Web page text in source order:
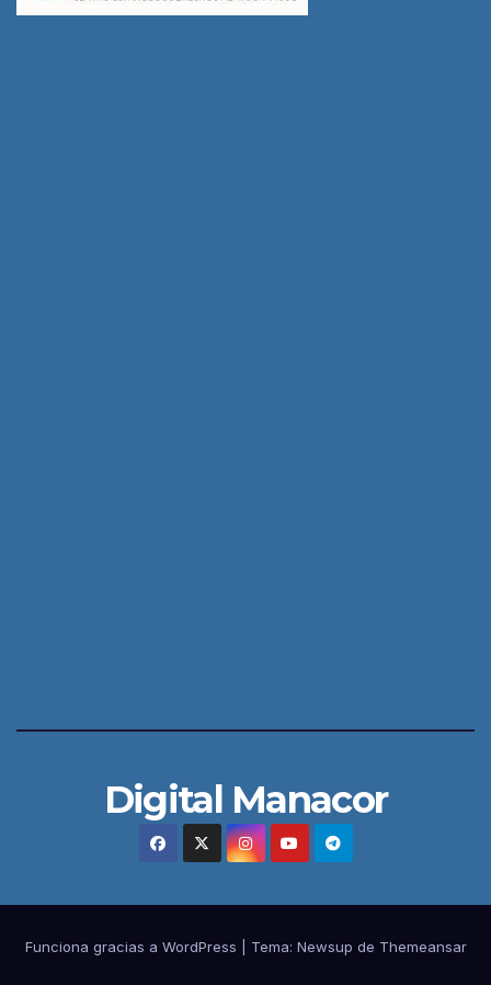
Digital Manacor
Funciona gracias a WordPress Tema: Newsup de Themeansar